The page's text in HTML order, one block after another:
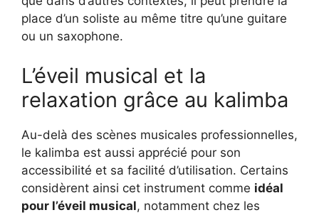
place d’un soliste au même titre qu’une guitare
ou un saxophone.
L’éveil musical et la
relaxation grâce au kalimba
Au-delà des scènes musicales professionnelles,
le kalimba est aussi apprécié pour son
accessibilité et sa facilité d’utilisation. Certains
considèrent ainsi cet instrument comme idéal
pour l’éveil musical, notamment chez les